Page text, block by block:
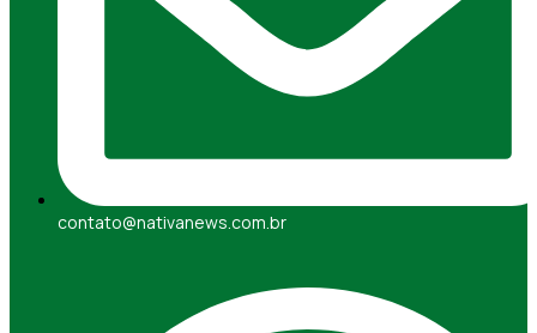
contato@nativanews.com.br